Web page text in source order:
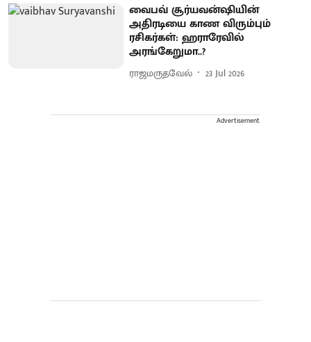
வைபவ் சூர்யவன்ஷியின்
அதிரடியை காண விரும்பும்
ரசிகர்கள்: ஹராரேவில்
அரங்கேறுமா..?
ராஜமருதவேல் 23 Jul 2026
Advertisement